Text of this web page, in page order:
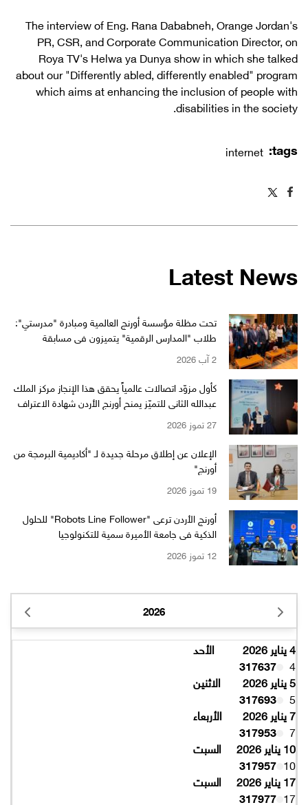
​​The interview of Eng. Rana Dababneh, Orange Jordan's
PR, CSR, and Corporate Communication Director, on
Roya TV's Helwa ya Dunya show in which she talked
about our "Differently abled, differently enabled" program
which aims at enhancing the inclusion of people with
disabilities in the society. ​
tags:
internet
Latest News
تحت مظلة مؤسسة أورنج العالمية ومبادرة "مدرستي":
طلاب "المدارس الرقمية" يتميزون في مسابقة
2 آب 2026
كأول مزوّد اتصالات عالمياً يحقق هذا الإنجاز مركز الملك
عبدالله الثاني للتميّز يمنح أورنج الأردن شهادة الاعتراف
27 تموز 2026
الإعلان عن إطلاق مرحلة جديدة لـ "أكاديمية البرمجة من
أورنج"
19 تموز 2026
أورنج الأردن ترعى "Robots Line Follower" للحلول
الذكية في جامعة الأميرة سمية للتكنولوجيا
12 تموز 2026
2026
4 يناير 2026
الأحد
4
317637
5 يناير 2026
الاثنين
5
317693
7 يناير 2026
الأربعاء
7
317953
10 يناير 2026
السبت
10
317957
17 يناير 2026
السبت
17
317977